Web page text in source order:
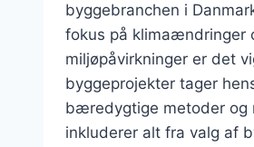
byggebranchen i
fokus på klimaændringer
miljøpåvirkninger er det
byggeprojekter tager
bæredygtige metoder og
inkluderer alt fra valg af